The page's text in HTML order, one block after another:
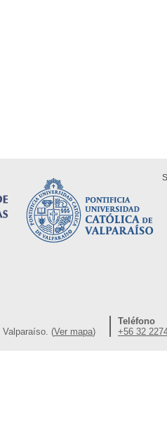
Valparaíso. (Ver mapa)
Teléfono
+56 32